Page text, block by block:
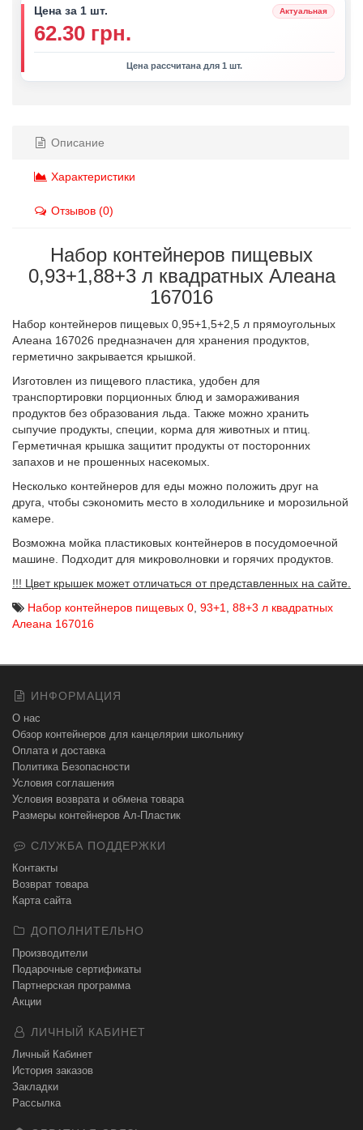
Цена за 1 шт. Актуальная
62.30 грн.
Цена рассчитана для 1 шт.
Описание
Характеристики
Отзывов (0)
Набор контейнеров пищевых
0,93+1,88+3 л квадратных Алеана
167016
Набор контейнеров пищевых 0,95+1,5+2,5 л прямоугольных
Алеана 167026 предназначен для хранения продуктов,
герметично закрывается крышкой.
Изготовлен из пищевого пластика, удобен для
транспортировки порционных блюд и замораживания
продуктов без образования льда. Также можно хранить
сыпучие продукты, специи, корма для животных и птиц.
Герметичная крышка защитит продукты от посторонних
запахов и не прошенных насекомых.
Несколько контейнеров для еды можно положить друг на
друга, чтобы сэкономить место в холодильнике и морозильной
камере.
Возможна мойка пластиковых контейнеров в посудомоечной
машине. Подходит для микроволновки и горячих продуктов.
!!! Цвет крышек может отличаться от представленных на сайте.
Набор контейнеров пищевых 0 93+1
88+3 л квадратных
Алеана 167016
ИНФОРМАЦИЯ
О нас
Обзор контейнеров для канцелярии школьнику
Оплата и доставка
Политика Безопасности
Условия соглашения
Условия возврата и обмена товара
Размеры контейнеров Ал-Пластик
СЛУЖБА ПОДДЕРЖКИ
Контакты
Возврат товара
Карта сайта
ДОПОЛНИТЕЛЬНО
Производители
Подарочные сертификаты
Партнерская программа
Акции
ЛИЧНЫЙ КАБИНЕТ
Личный Кабинет
История заказов
Закладки
Рассылка